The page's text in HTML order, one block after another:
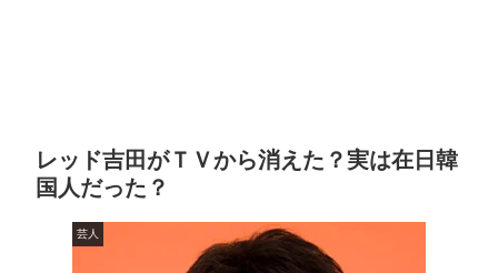
レッド吉田がＴＶから消えた？実は在日韓
国人だった？
芸人